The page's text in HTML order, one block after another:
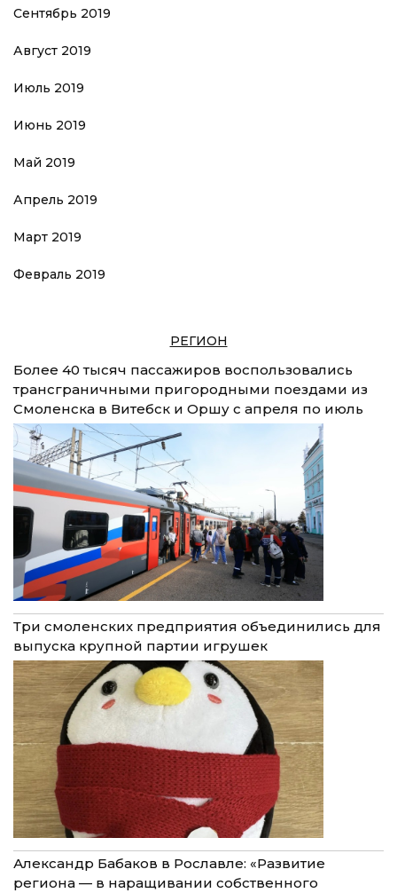
Сентябрь 2019
Август 2019
Июль 2019
Июнь 2019
Май 2019
Апрель 2019
Март 2019
Февраль 2019
РЕГИОН
Более 40 тысяч пассажиров воспользовались
трансграничными пригородными поездами из
Смоленска в Витебск и Оршу с апреля по июль
Три смоленских предприятия объединились для
выпуска крупной партии игрушек
Александр Бабаков в Рославле: «Развитие
региона — в наращивании собственного